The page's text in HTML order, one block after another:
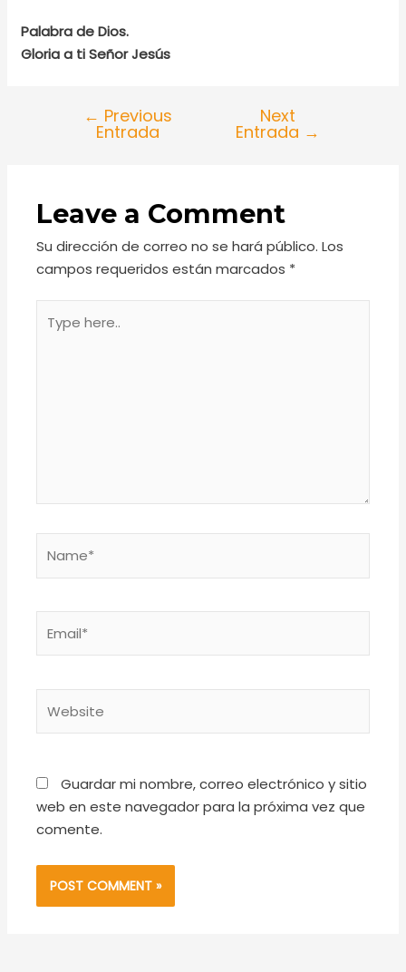
Palabra de Dios.
Gloria a ti Señor Jesús
← Previous
Entrada
Next
Entrada →
Leave a Comment
Su dirección de correo no se hará público. Los
campos requeridos están marcados *
here..
Guardar mi nombre, correo electrónico y sitio
web en este navegador para la próxima vez que
comente.